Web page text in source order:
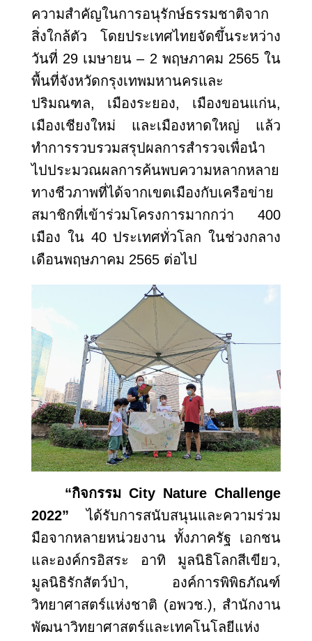
ความสำคัญในการอนุรักษ์ธรรมชาติจาก
สิ่งใกล้ตัว โดยประเทศไทยจัดขึ้นระหว่าง
วันที่ 29 เมษายน – 2 พฤษภาคม 2565 ใน
พื้นที่จังหวัดกรุงเทพมหานครและ
ปริมณฑล, เมืองระยอง, เมืองขอนแก่น,
เมืองเชียงใหม่ และเมืองหาดใหญ่ แล้ว
ทำการรวบรวมสรุปผลการสำรวจเพื่อนำ
ไปประมวณผลการค้นพบความหลากหลาย
ทางชีวภาพที่ได้จากเขตเมืองกับเครือข่าย
สมาชิกที่เข้าร่วมโครงการมากกว่า 400
เมือง ใน 40 ประเทศทั่วโลก ในช่วงกลาง
เดือนพฤษภาคม 2565 ต่อไป
“กิจกรรม City Nature Challenge
2022” ได้รับการสนับสนุนและความร่วม
มือจากหลายหน่วยงาน ทั้งภาครัฐ เอกชน
และองค์กรอิสระ อาทิ มูลนิธิโลกสีเขียว,
มูลนิธิรักสัตว์ป่า, องค์การพิพิธภัณฑ์
วิทยาศาสตร์แห่งชาติ (อพวช.), สำนักงาน
พัฒนาวิทยาศาสตร์และเทคโนโลยีแห่ง